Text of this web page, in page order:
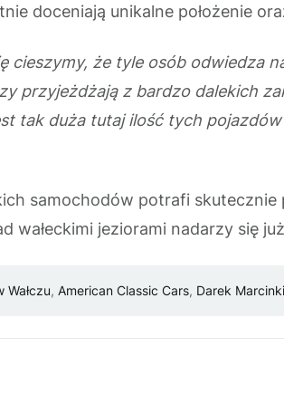
doceniają unikalne położenie
że tyle osób odwiedza
z bardzo dalekich
tak duża tutaj ilość tych pojazdów
samochodów potrafi
wałeckimi jeziorami nadarzy się
Wałczu, American Classic Cars, Darek